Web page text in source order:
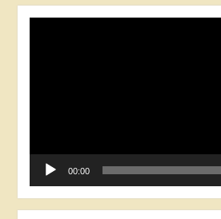
00:00